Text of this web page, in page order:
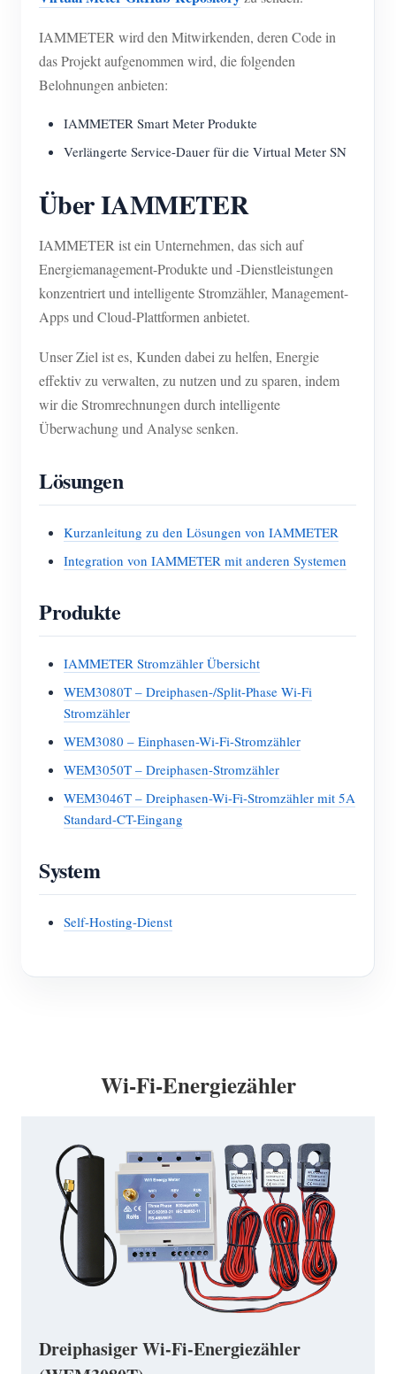
IAMMETER wird den Mitwirkenden, deren Code in
das Projekt aufgenommen wird, die folgenden
Belohnungen anbieten:
IAMMETER Smart Meter Produkte
Verlängerte Service-Dauer für die Virtual Meter SN
Über IAMMETER
IAMMETER ist ein Unternehmen, das sich auf
Energiemanagement-Produkte und -Dienstleistungen
konzentriert und intelligente Stromzähler, Management-
Apps und Cloud-Plattformen anbietet.
Unser Ziel ist es, Kunden dabei zu helfen, Energie
effektiv zu verwalten, zu nutzen und zu sparen, indem
wir die Stromrechnungen durch intelligente
Überwachung und Analyse senken.
Lösungen
Kurzanleitung zu den Lösungen von IAMMETER
Integration von IAMMETER mit anderen Systemen
Produkte
IAMMETER Stromzähler Übersicht
WEM3080T – Dreiphasen-/Split-Phase Wi-Fi
Stromzähler
WEM3080 – Einphasen-Wi-Fi-Stromzähler
WEM3050T – Dreiphasen-Stromzähler
WEM3046T – Dreiphasen-Wi-Fi-Stromzähler mit 5A
Standard-CT-Eingang
System
Self-Hosting-Dienst
Wi-Fi-Energiezähler
Dreiphasiger Wi-Fi-Energiezähler